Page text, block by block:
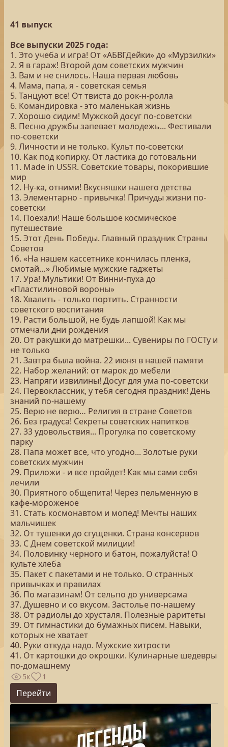
41 выпуск
Все выпуски 2025 года:
1. Это учеба и игра! От «АБВГДейки» до «Мурзилки»
2. Я в гараж! Второй дом советских мужчин
3. Вам и не снилось. Наша первая любовь
4. Мама, папа, я - советская семья
5. Танцуют все! От твиста до рок-н-ролла
6. Командировка - это маленькая жизнь
7. Хорошо сидим! Мужской досуг по-советски
8. Песню дружбы запевает молодежь... Фестивали
по-советски
9. Личности и не только. Культ по-советски
10. Как под копирку. От ластика до готовальни
11. Made in USSR. Советские товары, покорившие
мир
12. Ну-ка, отними! Вкусняшки нашего детства
13. Элементарно - привычка! Причуды жизни по-
советски
14. Поехали! Наше большое космическое
путешествие
15. Этот День Победы. Главный праздник Страны
Советов
16. «На нашем кассетнике кончилась пленка,
смотай…» Любимые мужские гаджеты
17. Ура! Мультики! От Винни-пуха до
«Пластилиновой вороны»
18. Хвалить - только портить. Странности
советского воспитания
19. Расти большой, не будь лапшой! Как мы
отмечали дни рождения
20. От ракушки до матрешки... Сувениры по ГОСТу и
не только
21. Завтра была война. 22 июня в нашей памяти
22. Набор желаний: от марок до мебели
23. Напряги извилины! Досуг для ума по-советски
24. Первоклассник, у тебя сегодня праздник! День
знаний по-нашему
25. Верю не верю… Религия в стране Советов
26. Без градуса! Секреты советских напитков
27. 33 удовольствия... Прогулка по советскому
парку
28. Папа может все, что угодно... Золотые руки
советских мужчин
29. Приложи - и все пройдет! Как мы сами себя
лечили
30. Приятного общепита! Через пельменную в
кафе-мороженое
31. Стать космонавтом и мопед! Мечты наших
мальчишек
32. От тушенки до сгущенки. Страна консервов
33. С Днем советской милиции!
34. Половинку черного и батон, пожалуйста! О
культе хлеба
35. Пакет с пакетами и не только. О странных
привычках и правилах
36. По магазинам! От сельпо до универсама
37. Душевно и со вкусом. Застолье по-нашему
38. От радиолы до хрусталя. Полезные раритеты
39. От гимнастики до бумажных писем. Навыки,
которых не хватает
40. Руки откуда надо. Мужские хитрости
41. От картошки до окрошки. Кулинарные шедевры
по-домашнему
5к 1
Перейти